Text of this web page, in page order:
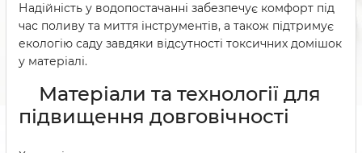
Надійність у водопостачанні забезпечує комфорт під
час поливу та миття інструментів, а також підтримує
екологію саду завдяки відсутності токсичних домішок
у матеріалі.
Матеріали та технології для
підвищення довговічності